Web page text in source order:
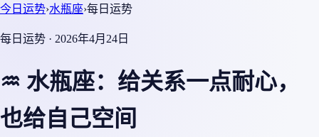
今日运势›水瓶座›每日运势
每日运势 · 2026年4月24日
♒ 水瓶座：给关系一点耐心，
也给自己空间